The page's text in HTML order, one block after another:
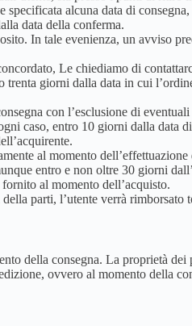
alcuna data di
data della conferma.
In tale evenienza, un avviso
Le chiediamo di
giorni dalla data in cui
con l’esclusione di
caso, entro 10 giorni dalla data
al momento dell’effettuazione
entro e non oltre 30 giorni
al momento dell’acquisto.
parti, l’utente verrà rimborsato
della consegna. La proprietà
ovvero al momento della